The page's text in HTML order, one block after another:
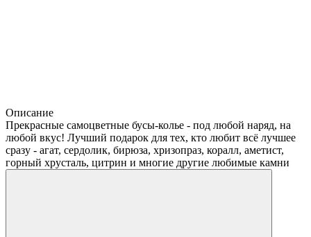
Описание
Прекрасные самоцветные бусы-колье - под любой наряд, на
любой вкус! Лучший подарок для тех, кто любит всё лучшее
сразу - агат, сердолик, бирюза, хризопраз, коралл, аметист,
горный хрусталь, цитрин и многие другие любимые камни